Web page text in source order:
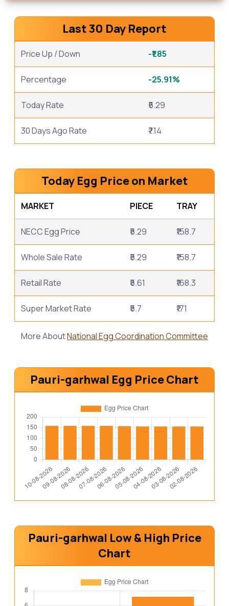
Last 30 Day Report
Price Up / Down -₹1.85
Percentage -25.91%
Today Rate ₹5.29
30 Days Ago Rate ₹7.14
Today Egg Price on Market
MARKET PIECE TRAY
NECC Egg Price ₹5.29 ₹158.7
Whole Sale Rate ₹5.29 ₹158.7
Retail Rate ₹5.61 ₹168.3
Super Market Rate ₹5.7 ₹171
More AboutNational Egg Coordination Committee
Pauri-garhwal Egg Price Chart
Pauri-garhwal Low & High Price
Chart